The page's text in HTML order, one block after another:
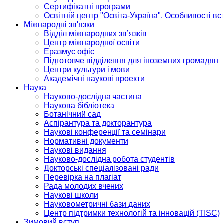
Сертифікатні програми
Освітній центр "Освіта-Україна". Особливості
Міжнародні зв'язки
Відділ міжнародних зв’язків
Центр міжнародної освіти
Еразмус офіс
Підготовче відділення для іноземних громадян
Центри культури і мови
Академічні наукові проекти
Наука
Науково-дослідна частина
Наукова бібліотека
Ботанічний сад
Аспірантура та докторантура
Наукові конференції та семінари
Нормативні документи
Наукові видання
Науково-дослідна робота студентів
Докторські спеціалізовані ради
Перевірка на плагіат
Рада молодих вчених
Наукові школи
Науковометричні бази даних
Центр підтримки технологій та інновацій (TISC)